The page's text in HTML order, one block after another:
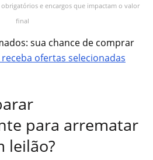
e encargos que impactam o valor
final
sua chance de comprar
ofertas selecionadas
para arrematar
leilão?